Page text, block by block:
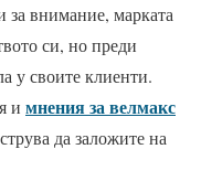
за внимание, марката
си, но преди
у своите клиенти.
и мнения за велмакс
да заложите на